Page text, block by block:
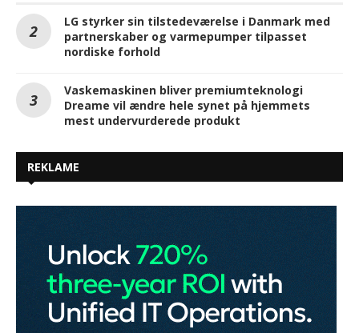
LG styrker sin tilstedeværelse i Danmark med
partnerskaber og varmepumper tilpasset
nordiske forhold
Vaskemaskinen bliver premiumteknologi
Dreame vil ændre hele synet på hjemmets
mest undervurderede produkt
REKLAME